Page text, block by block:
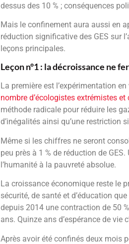
dessus des 10 % ; conséquences
Mais le confinement aura aussi en
réduction significative des GES sur
leçons principales.
Leçon n°1 : la décroissance ne
La première est l’expérimentation
nombre d’écologistes extrémistes
méthode radicale pour réduire les
d’inégalités ainsi qu’une restriction
Même si les chiffres ne seront
peu près à 1 % de réduction de
l’humanité à la pauvreté absolue.
La croissance économique reste le
sécurité, de santé et d’éducation
depuis 2014 une contraction de 50
ans. Quinze ans d’espérance de vie
Après avoir été confinés deux mois